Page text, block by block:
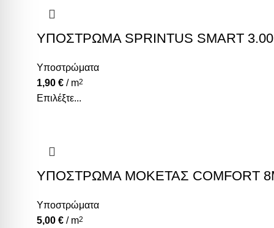
ΥΠΟΣΤΡΩΜΑ SPRINTUS SMART
Υποστρώματα
1,90 € / m2
Επιλέξτε...
ΥΠΟΣΤΡΩΜΑ ΜΟΚΕΤΑΣ COMFORT
Υποστρώματα
5,00 € / m2